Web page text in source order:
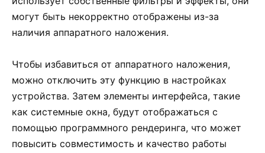
могут быть некорректно отображены из-за
наличия аппаратного наложения.
Чтобы избавиться от аппаратного наложения,
можно отключить эту функцию в настройках
устройства. Затем элементы интерфейса, такие
как системные окна, будут отображаться с
помощью программного рендеринга, что может
повысить совместимость и качество работы